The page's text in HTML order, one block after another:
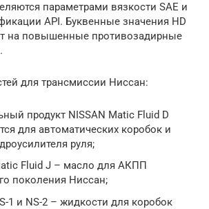
параметрами вязкости SAE и
API. Буквенные значения HD
на повышенные противозадирные
для трансмиссии Ниссан:
продукт NISSAN Matic Fluid D
для автоматических коробок и
руля;
Fluid J – масло для АКПП
поколения Ниссан;
1 и NS-2 – жидкости для коробок